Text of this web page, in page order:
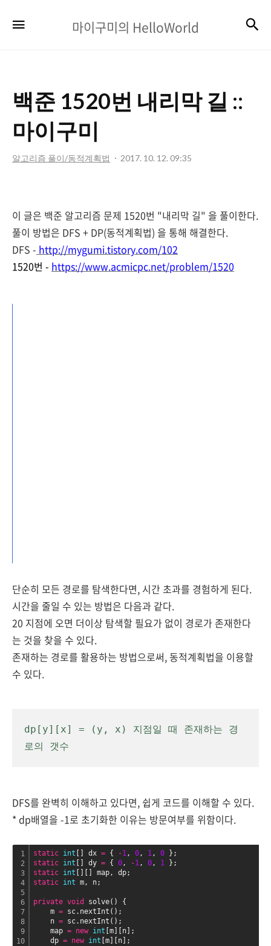
이
의
마이구미의 HelloWorld
백준 1520번 내리막 길 ::
마이구미
알고리즘 풀이/동적계획법 2017. 10. 12. 09:35
이 글은 백준 알고리즘 문제 1520번 "내리막 길" 을 풀이한다.
풀이 방법은 DFS + DP(동적계획법) 을 통해 해결한다.
DFS - http://mygumi.tistory.com/102
1520번 - https://www.acmicpc.net/problem/1520
단순히 모든 경로를 탐색한다면, 시간 초과를 경험하게 된다.
시간을 줄일 수 있는 방법은 다음과 같다.
20 지점에 오면 더이상 탐색할 필요가 없이 경로가 존재한다
는 것을 찾을 수 있다.
존재하는 경로를 활용하는 방법으로써, 동적계획법을 이용할
수 있다.
dp[y][x] = (y, x) 지점일 때 존재하는 경
로의 갯수
DFS를 완벽히 이해하고 있다면, 쉽게 코드를 이해할 수 있다.
* dp배열을 -1로 초기화한 이유는 방문여부를 위함이다.
1
2
3
4
5
6
7
8
9
10
static int [] dx = { -1, 0, 1, 0
};
static int [] dy = { 0, -1, 0, 1
};
static int [][] map, dp;
static int m, n;
private void
solve() {
m = sc.nextInt();
n = sc.nextInt();
map = new int [m][n];
dp = new int [m][n];